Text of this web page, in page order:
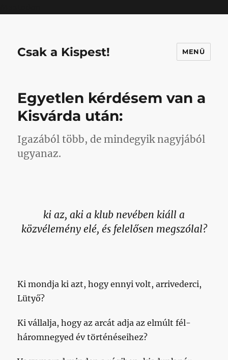
Csak a Kispest! MENÜ
Egyetlen kérdésem van a
Kisvárda után:
Igazából több, de mindegyik nagyjából
ugyanaz.
ki az, aki a klub nevében kiáll a
közvélemény elé, és felelősen megszólal?
Ki mondja ki azt, hogy ennyi volt, arrivederci,
Lütyő?
Ki vállalja, hogy az arcát adja az elmúlt fél-
háromnegyed év történéseihez?